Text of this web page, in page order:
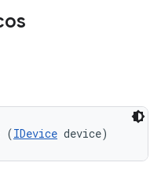
(IDevice device)